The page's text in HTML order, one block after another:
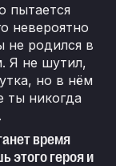
пытается
невероятно
не родился в
Я не шутил,
но в нём
ты никогда
время
этого героя и